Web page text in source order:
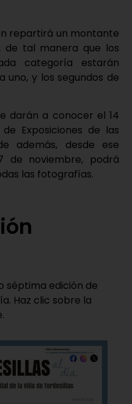
repartirá un montante
de tal manera que los
categoría estarán
uno, y los segundos de
darán a conocer el 14
Exposiciones de las
además, desde ese
de noviembre, podrá
las fotografías.
séptima edición de
Haz clic sobre la